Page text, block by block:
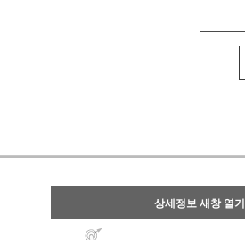
상세정보 새창 열기